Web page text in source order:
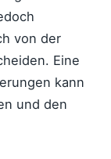
von der
Eine
kann
und den